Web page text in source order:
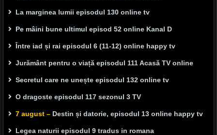
La marginea lumii episodul 130 online tv
Pe mâini bune ultimul episod 52 online Kanal D
Între iad și rai episodul 6 (11-12) online happy tv
Jurământ pentru o viață episodul 111 Acasă TV online
Secretul care ne unește episodul 132 online tv
O dragoste episodul 117 sezonul 3 TV
7 august – Destin și datorie, episodul 13 online happy tv
Legea naturii episodul 9 tradus in romana